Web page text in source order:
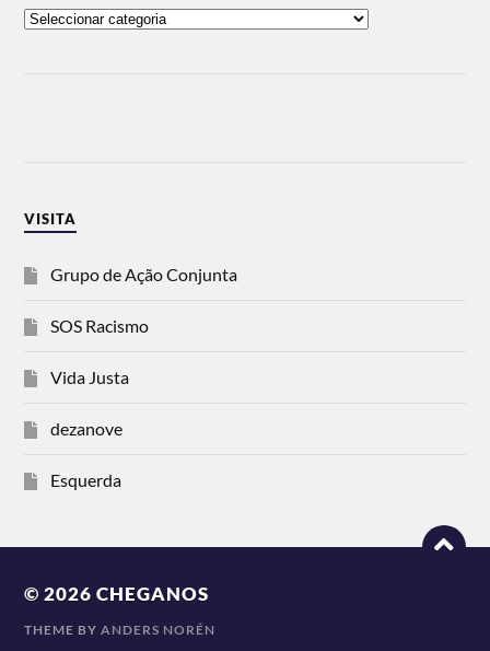
VISITA
Grupo de Ação Conjunta
SOS Racismo
Vida Justa
dezanove
Esquerda
© 2026CHEGANOS
THEME BYANDERS NORÉN